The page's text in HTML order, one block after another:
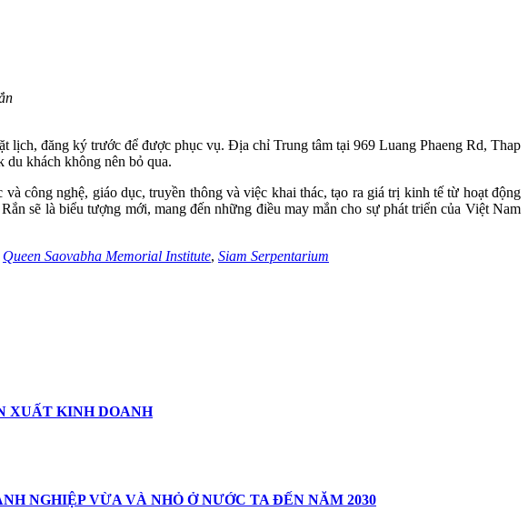
lịch, đăng ký trước để được phục vụ. Địa chỉ Trung tâm tại 969 Luang Phaeng Rd, Thap
du khách không nên bỏ qua.
công nghệ, giáo dục, truyền thông và việc khai thác, tạo ra giá trị kinh tế từ hoạt động
sẽ là biểu tượng mới, mang đến những điều may mắn cho sự phát triển của Việt Nam
Queen Saovabha Memorial Institute, Siam Serpentarium
XUẤT KINH DOANH
NGHIỆP VỪA VÀ NHỎ Ở NƯỚC TA ĐẾN NĂM 2030